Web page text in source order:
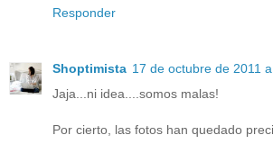
Responder
Shoptimista 17 de octubre de 2011
Jaja...ni idea....somos malas!
Por cierto, las fotos han quedado